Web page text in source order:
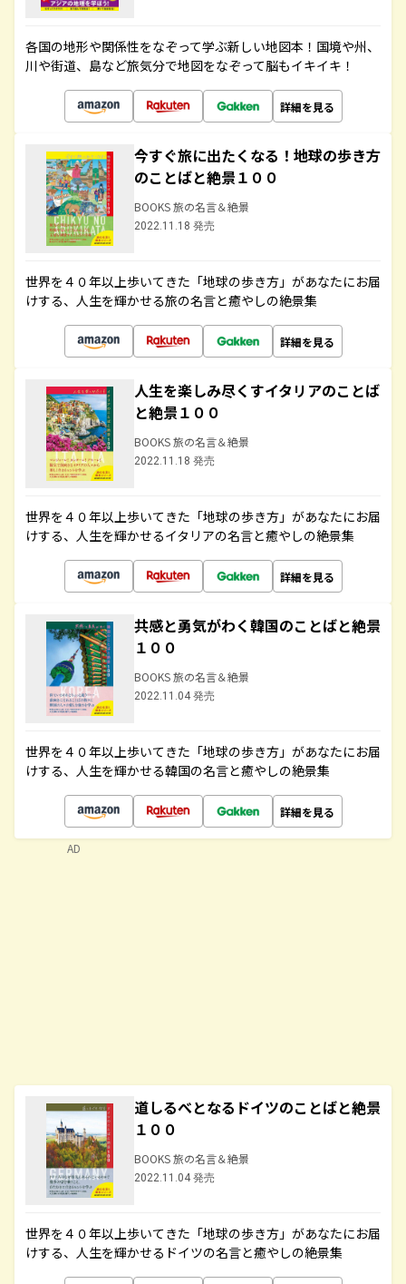
各国の地形や関係性をなぞって学ぶ新しい地図本！国境や州、
川や街道、島など旅気分で地図をなぞって脳もイキイキ！
詳細を見る
今すぐ旅に出たくなる！地球の歩き方
のことばと絶景１００
BOOKS 旅の名言＆絶景
2022.11.18 発売
世界を４０年以上歩いてきた「地球の歩き方」があなたにお届
けする、人生を輝かせる旅の名言と癒やしの絶景集
詳細を見る
人生を楽しみ尽くすイタリアのことば
と絶景１００
BOOKS 旅の名言＆絶景
2022.11.18 発売
世界を４０年以上歩いてきた「地球の歩き方」があなたにお届
けする、人生を輝かせるイタリアの名言と癒やしの絶景集
詳細を見る
共感と勇気がわく韓国のことばと絶景
１００
BOOKS 旅の名言＆絶景
2022.11.04 発売
世界を４０年以上歩いてきた「地球の歩き方」があなたにお届
けする、人生を輝かせる韓国の名言と癒やしの絶景集
詳細を見る
道しるべとなるドイツのことばと絶景
１００
BOOKS 旅の名言＆絶景
2022.11.04 発売
世界を４０年以上歩いてきた「地球の歩き方」があなたにお届
けする、人生を輝かせるドイツの名言と癒やしの絶景集
AD